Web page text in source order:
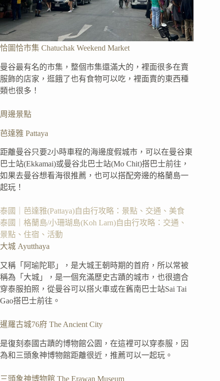
恰圖恰市集 Chatuchak Weekend Market
曼谷最有名的市集，整個市集還滿大的，裡面很多在賣
服飾的店家，逛餓了也有食物可以吃，裡面賣的東西種
類也很多！
周邊景點
芭達雅 Pattaya
距離曼谷只要2小時車程的海邊度假城市，可以在曼谷東
巴士站(Ekkamai)或曼谷北巴士站(Mo Chit)搭巴士前往，
如果去曼谷想看海很推薦，也可以搭配旁邊的格蘭島一
起玩！
泰國｜芭達雅(Pattaya)自由行攻略：景點、交通、美食
泰國｜格蘭島/小珊瑚島(Koh Larn)自由行攻略：交通、
景點、住宿、活動
大城 Ayutthaya
又稱「阿瑜陀耶」，是大城王朝時期的首府，所以常被
稱為「大城」，是一個充滿歷史古蹟的城市，也很適合
穿泰服拍照，從曼谷可以搭火車或在舊南巴士站Sai Tai
Gao搭巴士前往。
暹羅古城76府 The Ancient City
是復刻泰國古蹟的博物館公園，在這裡可以穿泰服，因
為和三頭象神博物館距離很近，推薦可以一起玩。
三頭象神博物館 The Erawan Museum